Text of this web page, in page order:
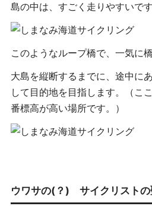
島の中は、すごく走りやすいで
このようなループ橋で、一気に
大島を縦断するまでに、途中に
して目的地を目指します。（こ
番標高が高い場所です。）
ウワサの(？) サイクリストの